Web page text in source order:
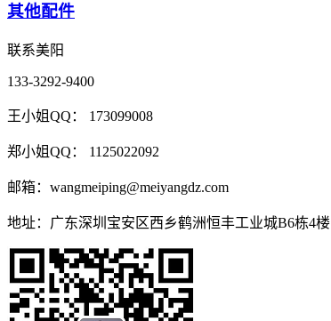
其他配件
联系美阳
133-3292-9400
王小姐QQ： 173099008
郑小姐QQ： 1125022092
邮箱：wangmeiping@meiyangdz.com
地址：广东深圳宝安区西乡鹤洲恒丰工业城B6栋4楼